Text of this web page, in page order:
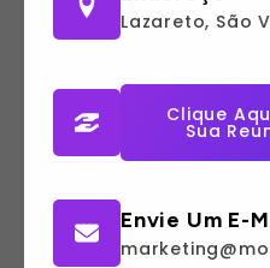
Lazareto, São
Clique
Sua
Envie Um E-